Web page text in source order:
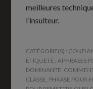
meilleures
l’insulteur.
CATÉGORIE(S) :
ÉTIQUETÉ : 4 PHRASES
DOMINANTE,
CLASSE, PHRASE POUR